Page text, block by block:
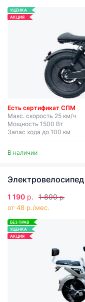
УЦЕНКА
АКЦИЯ
Есть сертификат СПМ
Макс. скорость 25 км/ч
Мощность 1500 Вт
Запас хода до 100 км
В наличии
Электровелосипед
1 190 р. 1 890 р.
от 48 р./мес.
БЕЗ ПРАВ
УЦЕНКА
АКЦИЯ